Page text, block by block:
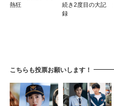
熱狂
続き2度目の大記
録
こちらも投票お願いします！